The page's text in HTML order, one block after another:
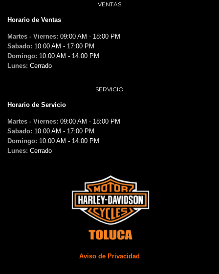
VENTAS
Horario de Ventas
Martes - Viernes: 09:00 AM - 18:00 PM
Sabado: 10:00 AM - 17:00 PM
Domingo: 10:00 AM - 14:00 PM
Lunes: Cerrado
SERVICIO
Horario de Servicio
Martes - Viernes: 09:00 AM - 18:00 PM
Sabado: 10:00 AM - 17:00 PM
Domingo: 10:00 AM - 14:00 PM
Lunes: Cerrado
Aviso de Privacidad